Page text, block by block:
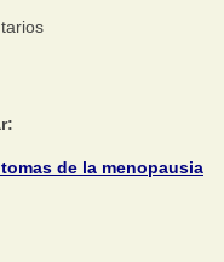
de la menopausia